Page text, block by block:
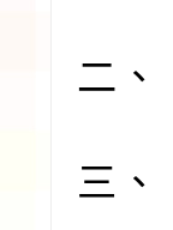
二、
三、